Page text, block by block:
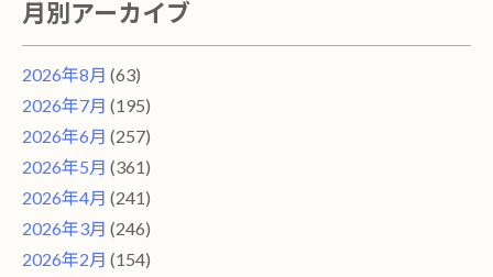
月別アーカイブ
2026年8月 (63)
2026年7月 (195)
2026年6月 (257)
2026年5月 (361)
2026年4月 (241)
2026年3月 (246)
2026年2月 (154)